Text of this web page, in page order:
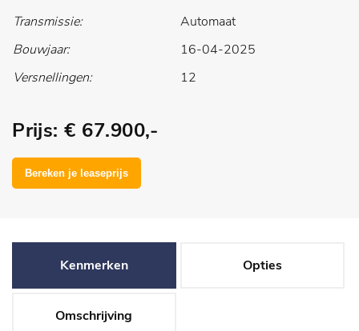
Transmissie:
Automaat
Bouwjaar:
16-04-2025
Versnellingen:
12
Prijs: € 67.900,-
Kenmerken Opties
Omschrijving